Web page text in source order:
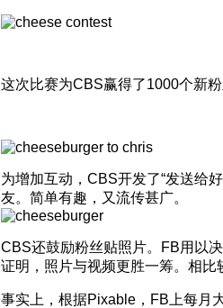
这次比赛为CBS赢得了1000个新粉
为增加互动，CBS开发了“发送给
友。简单有趣，又流传甚广。
CBS还鼓励粉丝贴照片。FB用以
证明，照片与视频更胜一筹。相比
事实上，根据Pixable，FB上每月